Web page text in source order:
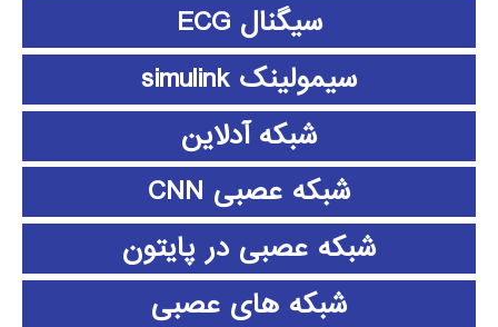
سیگنال ECG
سیمولینک simulink
شبکه آدلاین
شبکه عصبی CNN
شبکه عصبی در پایتون
شبکه های عصبی